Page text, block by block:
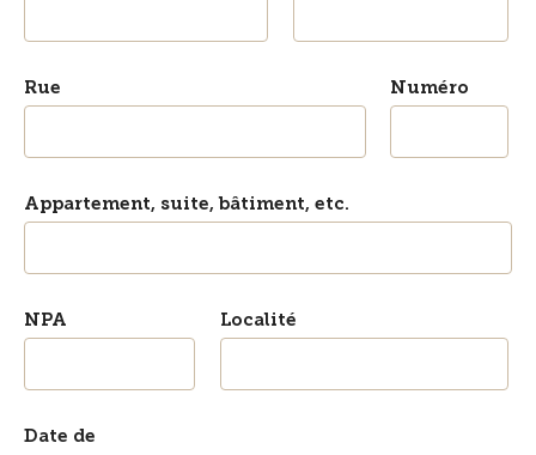
Rue Numéro
Appartement, suite, bâtiment, etc.
NPA Localité
Date de